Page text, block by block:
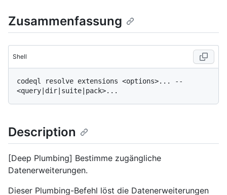
Zusammenfassung
Shell
codeql resolve extensions <options>... --
Description
[Deep Plumbing] Bestimme zugängliche
Datenerweiterungen.
Dieser Plumbing-Befehl löst die Datenerweiterungen